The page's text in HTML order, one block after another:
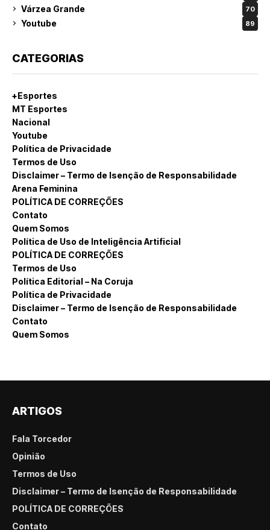
Várzea Grande 70
Youtube 89
CATEGORIAS
+Esportes
MT Esportes
Nacional
Youtube
Política de Privacidade
Termos de Uso
Disclaimer – Termo de Isenção de Responsabilidade
Arena Feminina
POLÍTICA DE CORREÇÕES
Contato
Quem Somos
Política de Uso de Inteligência Artificial
POLÍTICA DE CORREÇÕES
Termos de Uso
Política Editorial – Na Coruja
Política de Privacidade
Disclaimer – Termo de Isenção de Responsabilidade
Contato
Quem Somos
ARTIGOS
Fala Torcedor
Opinião
Termos de Uso
Disclaimer – Termo de Isenção de Responsabilidade
POLÍTICA DE CORREÇÕES
Contato